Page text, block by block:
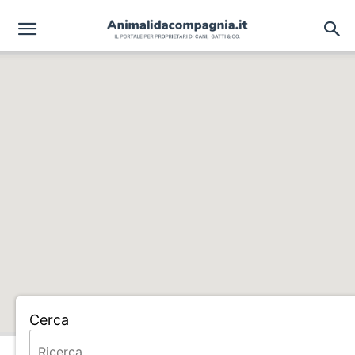
Cerca
Home ASILO LIBERTY DOG